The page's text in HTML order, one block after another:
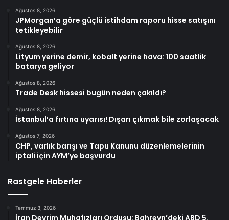
Ağustos 8, 2026
JPMorgan’a göre güçlü istihdam raporu hisse satışını
tetikleyebilir
Ağustos 8, 2026
Lityum yerine demir, kobalt yerine hava: 100 saatlik
batarya geliyor
Ağustos 8, 2026
Trade Desk hissesi bugün neden çakıldı?
Ağustos 8, 2026
İstanbul’a fırtına uyarısı! Dışarı çıkmak bile zorlaşacak
Ağustos 7, 2026
CHP, varlık barışı ve Tapu Kanunu düzenlemelerinin
iptali için AYM’ye başvurdu
Rastgele Haberler
Temmuz 3, 2026